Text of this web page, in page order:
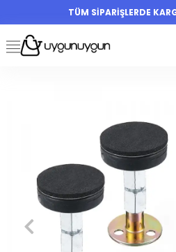
TÜM SİPARİŞLERDE